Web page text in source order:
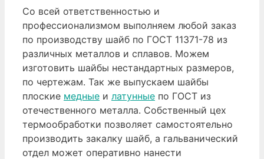
Со всей ответственностью и
профессионализмом выполняем любой заказ
по производству шайб по ГОСТ 11371-78 из
различных металлов и сплавов. Можем
изготовить шайбы нестандартных размеров,
по чертежам. Так же выпускаем шайбы
плоские медные и латунные по ГОСТ из
отечественного металла. Собственный цех
термообработки позволяет самостоятельно
производить закалку шайб, а гальванический
отдел может оперативно нанести